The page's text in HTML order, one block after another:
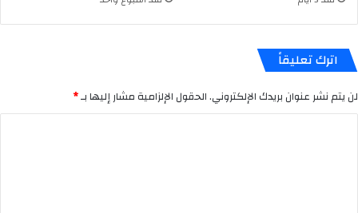
اترك تعليقاً
لن يتم نشر عنوان بريدك الإلكتروني.الحقول الإلزامية مشار إليها بـ*